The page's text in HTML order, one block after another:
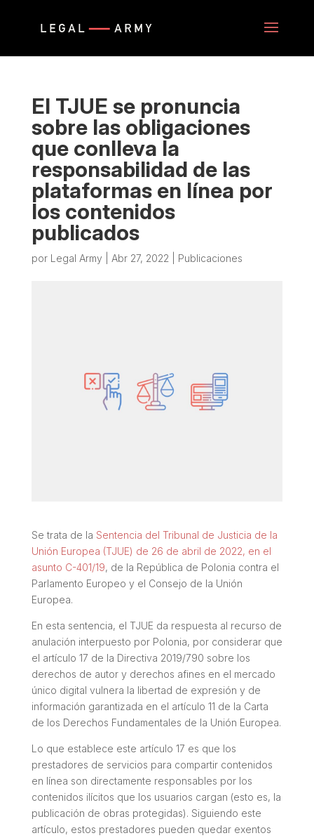
El TJUE se pronuncia
sobre las obligaciones
que conlleva la
responsabilidad de las
plataformas en línea por
los contenidos
publicados
por Legal Army Abr 27, 2022 Publicaciones
Se trata de la Sentencia del Tribunal de Justicia de la
Unión Europea (TJUE) de 26 de abril de 2022, en el
asunto C-401/19, de la República de Polonia contra el
Parlamento Europeo y el Consejo de la Unión
Europea.
En esta sentencia, el TJUE da respuesta al recurso de
anulación interpuesto por Polonia, por considerar que
el artículo 17 de la Directiva 2019/790 sobre los
derechos de autor y derechos afines en el mercado
único digital vulnera la libertad de expresión y de
información garantizada en el artículo 11 de la Carta
de los Derechos Fundamentales de la Unión Europea.
Lo que establece este artículo 17 es que los
prestadores de servicios para compartir contenidos
en línea son directamente responsables por los
contenidos ilícitos que los usuarios cargan (esto es, la
publicación de obras protegidas). Siguiendo este
artículo, estos prestadores pueden quedar exentos